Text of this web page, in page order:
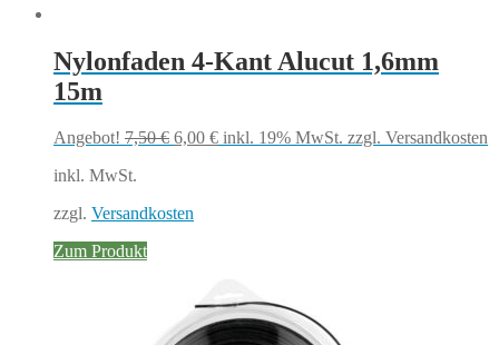
Nylonfaden 4-Kant Alucut 1,6mm
15m
Angebot! 7,50€ Ursprünglicher
6,00 €Aktueller
inkl. 19% MwSt. zzgl. Versandkosten
inkl. MwSt.
zzgl. Versandkosten
Zum Produkt